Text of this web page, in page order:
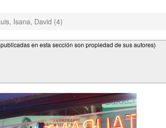
Isana, David (4)
en esta sección son propiedad de sus autores)